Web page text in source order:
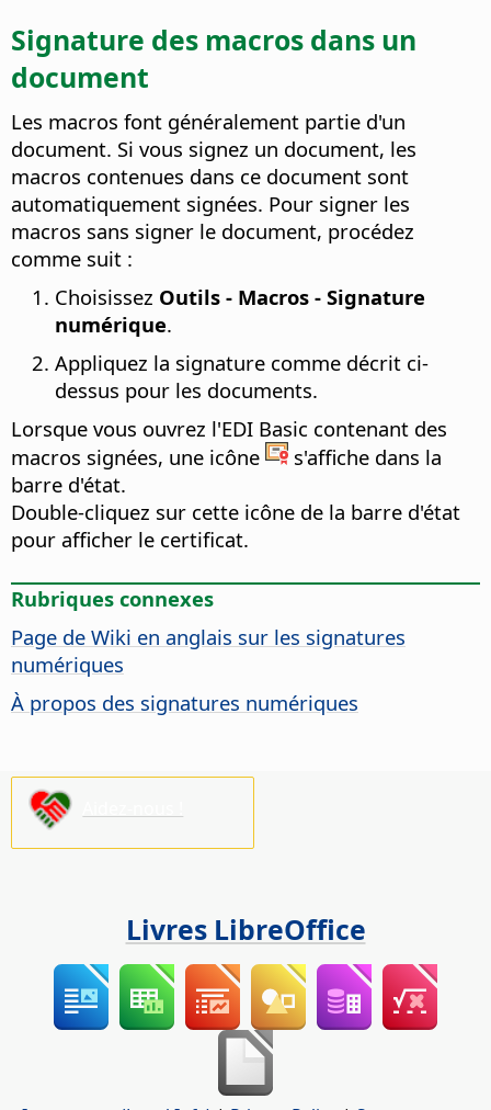
Signature des macros dans un
document
Les macros font généralement partie d'un
document. Si vous signez un document, les
macros contenues dans ce document sont
automatiquement signées. Pour signer les
macros sans signer le document, procédez
comme suit :
Choisissez Outils - Macros - Signature
numérique.
Appliquez la signature comme décrit ci-
dessus pour les documents.
Lorsque vous ouvrez l'EDI Basic contenant des
macros signées, une icône
s'affiche dans la
barre d'état.
Double-cliquez sur cette icône de la barre d'état
pour afficher le certificat.
Rubriques connexes
Page de Wiki en anglais sur les signatures
numériques
À propos des signatures numériques
Livres LibreOffice